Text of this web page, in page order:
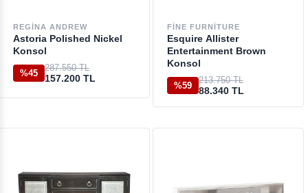
REGINA ANDREW
Astoria Polished Nickel
Konsol
%45
287.550 TL
157.200 TL
FINE FURNITURE
Esquire Allister
Entertainment Brown
Konsol
%59
213.750 TL
88.340 TL